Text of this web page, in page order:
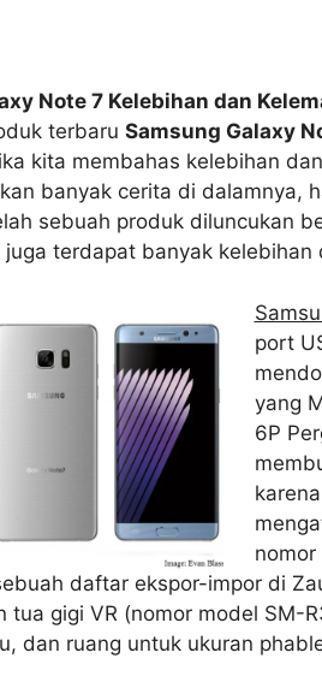
Note 7 Kelebihan dan
terbaru Samsung Galaxy
kita membahas kelebihan
banyak cerita di dalamnya,
sebuah produk diluncukan
juga terdapat banyak kelebihan
port
yang
6P
daftar ekspor-impor di
tua gigi VR (nomor model SM-
dan ruang untuk ukuran